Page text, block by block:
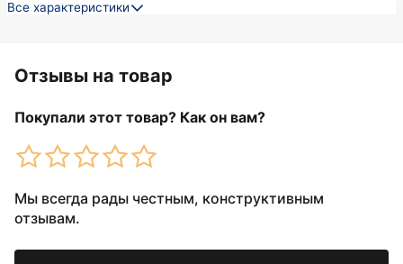
Все характеристики
Отзывы на товар
Покупали этот товар? Как он вам?
Мы всегда рады честным, конструктивным
отзывам.